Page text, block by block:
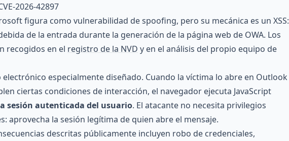
2026-42897
figura como vulnerabilidad de spoofing, pero su mecánica es un XSS:
de la entrada durante la generación de la página web de OWA. Los
recogidos en el registro de la NVD y en el análisis del propio equipo de
electrónico especialmente diseñado. Cuando la víctima lo abre en Outlook
ciertas condiciones de interacción, el navegador ejecuta JavaScript
sesión autenticada del usuario. El atacante no necesita privilegios
aprovecha la sesión legítima de quien abre el mensaje.
descritas públicamente incluyen robo de credenciales,